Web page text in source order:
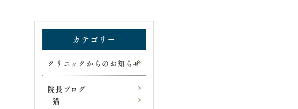
カテゴリー
クリニックからのお知らせ
院長ブログ
猫